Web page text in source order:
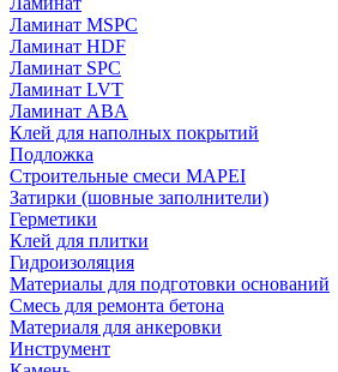
Ламинат MSPC
Ламинат HDF
Ламинат SPC
Ламинат LVT
Ламинат ABA
Клей для наполных покрытий
Подложка
Строительные смеси MAPEI
Затирки (шовные заполнители)
Герметики
Клей для плитки
Гидроизоляция
Материалы для подготовки оснований
Смесь для ремонта бетона
Материаля для анкеровки
Инструмент